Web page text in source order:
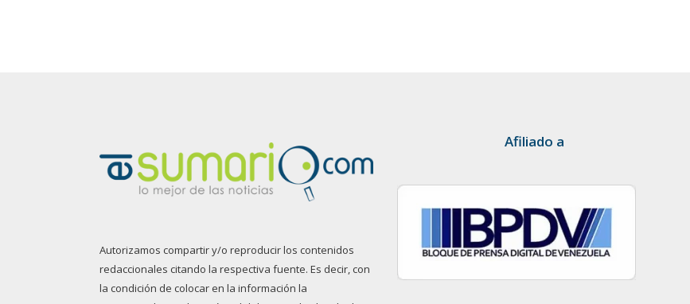
Autorizamos compartir y/o reproducir los contenidos
redaccionales citando la respectiva fuente. Es decir, con
la condición de colocar en la información la
Afiliado a